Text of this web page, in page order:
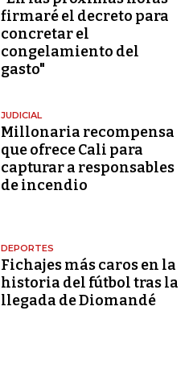
firmaré el decreto para
concretar el
congelamiento del
gasto"
JUDICIAL
Millonaria recompensa
que ofrece Cali para
capturar a responsables
de incendio
DEPORTES
Fichajes más caros en la
historia del fútbol tras la
llegada de Diomandé